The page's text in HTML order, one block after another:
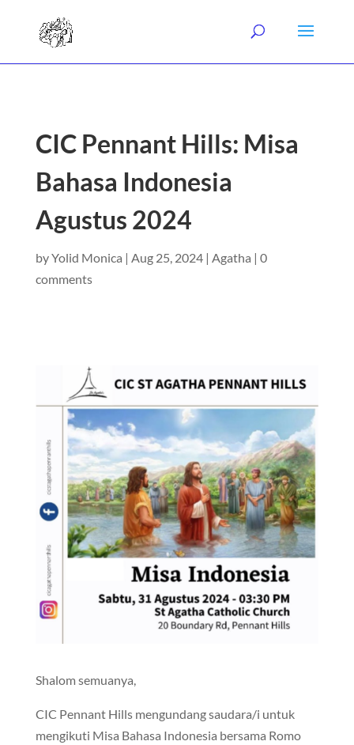
CIC Pennant Hills: Misa
Bahasa Indonesia
Agustus 2024
byYolid Monica | Aug 25, 2024| Agatha | 0
comments
Shalom semuanya,
CIC Pennant Hills mengundang saudara/i untuk
mengikuti Misa Bahasa Indonesia bersama Romo